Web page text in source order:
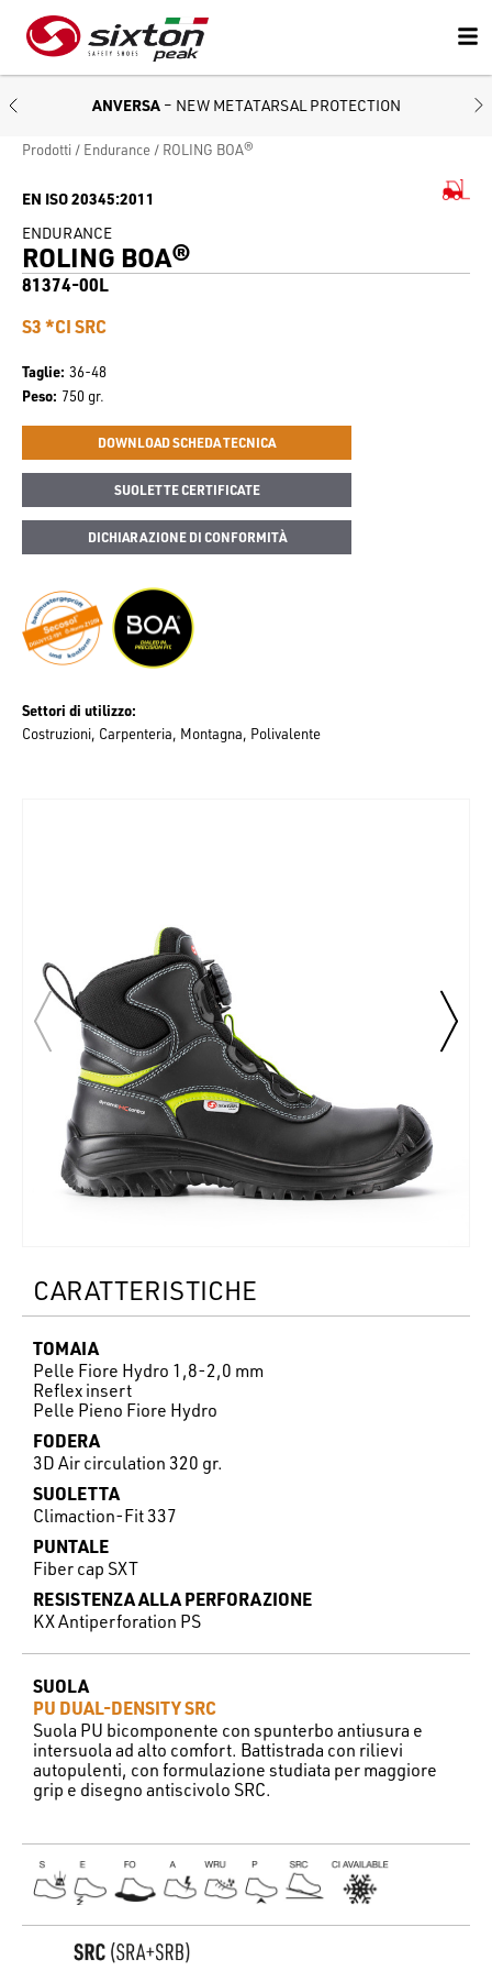
ANVERSA – NEW METATARSAL PROTECTION
Prodotti Endurance ROLING BOA®
EN ISO 20345:2011
ENDURANCE
ROLING BOA®
81374-00L
S3 *CI SRC
Taglie 36-48
Peso 750 gr.
DOWNLOAD SCHEDA TECNICA
SUOLETTE CERTIFICATE
DICHIARAZIONE DI CONFORMITÀ
Settori di utilizzo
Costruzioni Carpenteria Montagna Polivalente
CARATTERISTICHE
TOMAIA
Pelle Fiore Hydro 1,8-2,0 mm
Reflex insert
Pelle Pieno Fiore Hydro
FODERA
3D Air circulation 320 gr.
SUOLETTA
Climaction-Fit 337
PUNTALE
Fiber cap SXT
RESISTENZA ALLA PERFORAZIONE
KX Antiperforation PS
SUOLA
PU DUAL-DENSITY SRC
Suola PU bicomponente con spunterbo antiusura e
intersuola ad alto comfort. Battistrada con rilievi
autopulenti, con formulazione studiata per maggiore
grip e disegno antiscivolo SRC.